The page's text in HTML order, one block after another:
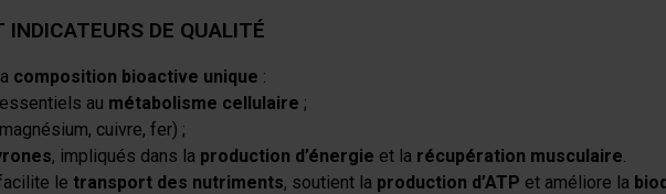
DE QUALITÉ
composition bioactive unique :
au métabolisme cellulaire ;
cuivre, fer) ;
, impliqués dans la production d’énergie et la récupération musculaire.
le transport des nutriments, soutient la production d’ATP et améliore la